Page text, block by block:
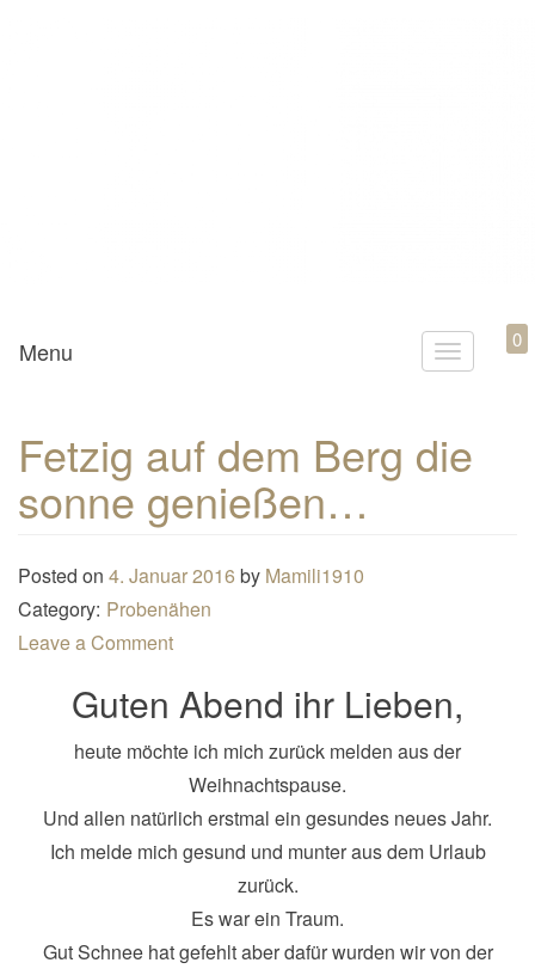
Mamili1910
T
g
a
t
o
n
Menu 0
Fetzig auf dem Berg die
sonne genießen…
Posted on 4. Januar 2016 by Mamili1910
Category: Probenähen
Leave a Comment
Guten Abend ihr Lieben,
heute möchte ich mich zurück melden aus der
Weihnachtspause.
Und allen natürlich erstmal ein gesundes neues Jahr.
Ich melde mich gesund und munter aus dem Urlaub
zurück.
Es war ein Traum.
Gut Schnee hat gefehlt aber dafür wurden wir von der